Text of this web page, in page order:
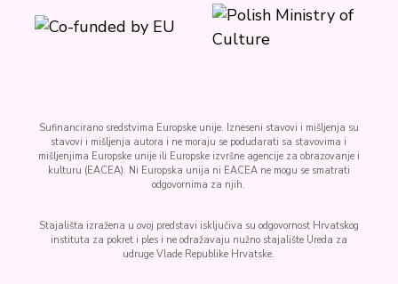
Sufinancirano sredstvima Europske unije. Izneseni stavovi i mišljenja su
stavovi i mišljenja autora i ne moraju se podudarati sa stavovima i
mišljenjima Europske unije ili Europske izvršne agencije za obrazovanje i
kulturu (EACEA). Ni Europska unija ni EACEA ne mogu se smatrati
odgovornima za njih.
Stajališta izražena u ovoj predstavi isključiva su odgovornost Hrvatskog
instituta za pokret i ples i ne odražavaju nužno stajalište Ureda za
udruge Vlade Republike Hrvatske.